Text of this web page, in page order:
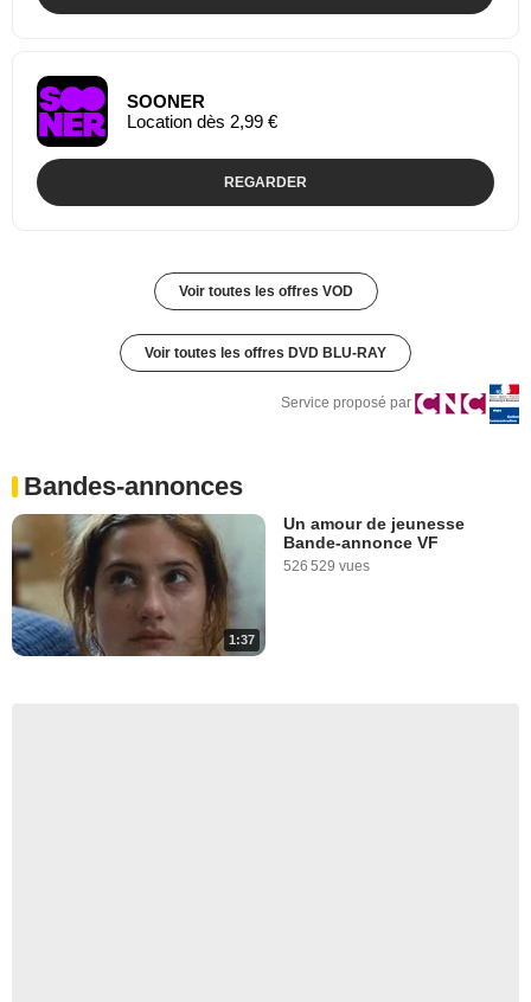
SOONER
Location dès 2,99 €
REGARDER
Voir toutes les offres VOD
Voir toutes les offres DVD BLU-RAY
Service proposé par
Bandes-annonces
1:37
Un amour de jeunesse
Bande-annonce VF
526 529 vues